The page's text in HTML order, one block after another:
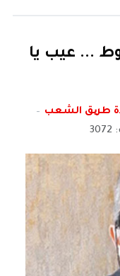
... عيب يا
طریق الشعب